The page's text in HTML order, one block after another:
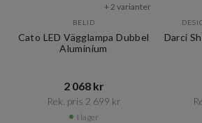
+ 2 varianter
BELID
Cato LED Vägglampa Dubbel
Aluminium
2 068 kr​​
Rek. pris 2 699 kr​​
I lager
Darci